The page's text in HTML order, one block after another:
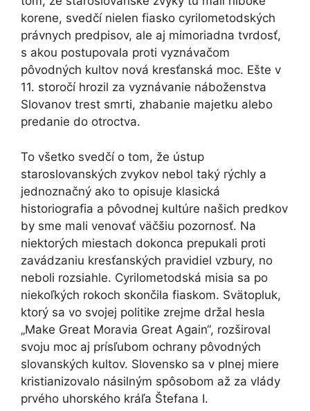
korene, svedčí nielen fiasko cyrilometodských
právnych predpisov, ale aj mimoriadna tvrdosť,
s akou postupovala proti vyznávačom
pôvodných kultov nová kresťanská moc. Ešte v
11. storočí hrozil za vyznávanie náboženstva
Slovanov trest smrti, zhabanie majetku alebo
predanie do otroctva.
To všetko svedčí o tom, že ústup
staroslovanských zvykov nebol taký rýchly a
jednoznačný ako to opisuje klasická
historiografia a pôvodnej kultúre našich predkov
by sme mali venovať väčšiu pozornosť. Na
niektorých miestach dokonca prepukali proti
zavádzaniu kresťanských pravidiel vzbury, no
neboli rozsiahle. Cyrilometodská misia sa po
niekoľkých rokoch skončila fiaskom. Svätopluk,
ktorý sa vo svojej politike zrejme držal hesla
„Make Great Moravia Great Again“, rozširoval
svoju moc aj prísľubom ochrany pôvodných
slovanských kultov. Slovensko sa v plnej miere
kristianizovalo násilným spôsobom až za vlády
prvého uhorského kráľa Štefana I.